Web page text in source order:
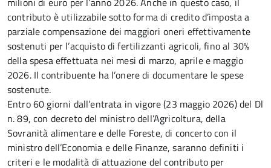
contributo è utilizzabile sotto forma di credito d’imposta a
parziale compensazione dei maggiori oneri effettivamente
sostenuti per l’acquisto di fertilizzanti agricoli, fino al 30%
della spesa effettuata nei mesi di marzo, aprile e maggio
2026. Il contribuente ha l’onere di documentare le spese
sostenute.
Entro 60 giorni dall’entrata in vigore (23 maggio 2026) del Dl
n. 89, con decreto del ministro dell’Agricoltura, della
Sovranità alimentare e delle Foreste, di concerto con il
ministro dell’Economia e delle Finanze, saranno definiti i
criteri e le modalità di attuazione del contributo per